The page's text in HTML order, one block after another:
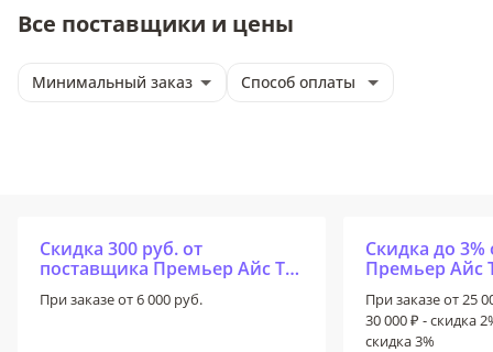
Все поставщики и цены
Минимальный заказ Способ оплаты
Скидка 300 руб. от
поставщика Премьер Айс ТД
При заказе от 6 000 руб.
Скидка до
Премьер Айс
При заказе от 25
30 000 ₽ - скидка
скидка 3%